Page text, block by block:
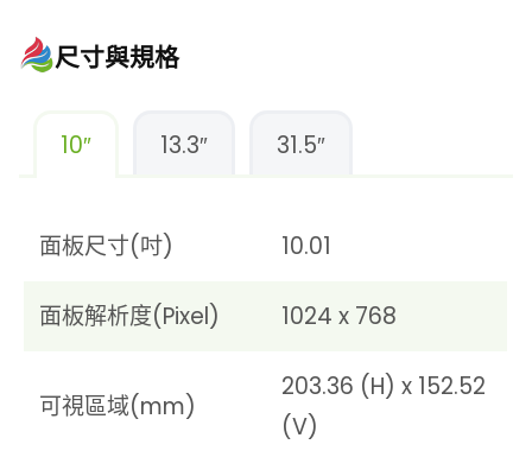
尺寸與規格
10″ 13.3″ 31.5″
面板尺寸(吋) 10.01
面板解析度(Pixel) 1024 x 768
可視區域(mm)
203.36 (H) x 152.52
(V)